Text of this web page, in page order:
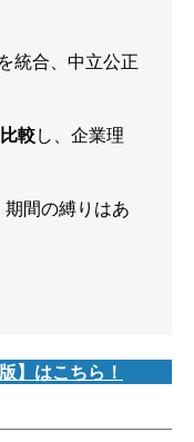
統合、中立公正
較し、企業理
期間の縛りはあ
】はこちら！